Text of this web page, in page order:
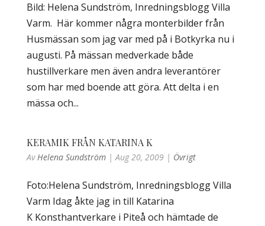
Bild: Helena Sundström, Inredningsblogg Villa
Varm. Här kommer några monterbilder från
Husmässan som jag var med på i Botkyrka nu i
augusti. På mässan medverkade både
hustillverkare men även andra leverantörer
som har med boende att göra. Att delta i en
mässa och...
KERAMIK FRÅN KATARINA K
AvHelena Sundström|Aug 20, 2009| Övrigt
Foto:Helena Sundström, Inredningsblogg Villa
Varm Idag åkte jag in till Katarina
K Konsthantverkare i Piteå och hämtade de